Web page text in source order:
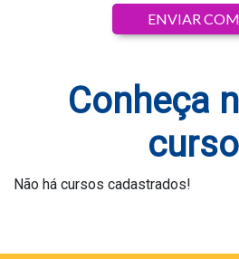
Conheça
Não há cursos cadastrados!